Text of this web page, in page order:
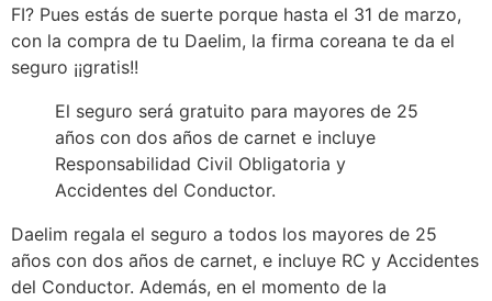
FI? Pues estás de suerte porque hasta el 31 de marzo,
con la compra de tu Daelim, la firma coreana te da el
seguro ¡¡gratis!!
El seguro será gratuito para mayores de 25
años con dos años de carnet e incluye
Responsabilidad Civil Obligatoria y
Accidentes del Conductor.
Daelim regala el seguro a todos los mayores de 25
años con dos años de carnet, e incluye RC y Accidentes
del Conductor. Además, en el momento de la